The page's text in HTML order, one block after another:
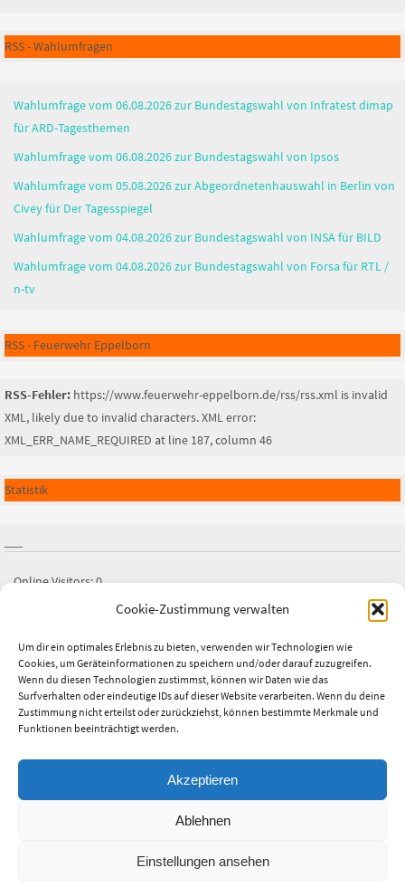
Cookie-Zustimmung verwalten
Um dir ein optimales Erlebnis zu bieten, verwenden wir Technologien wie
Cookies, um Geräteinformationen zu speichern und/oder darauf zuzugreifen.
Wenn du diesen Technologien zustimmst, können wir Daten wie das
Surfverhalten oder eindeutige IDs auf dieser Website verarbeiten. Wenn du deine
Zustimmung nicht erteilst oder zurückziehst, können bestimmte Merkmale und
Funktionen beeinträchtigt werden.
Akzeptieren
Ablehnen
Einstellungen ansehen
RSS - Wahlumfragen
Wahlumfrage vom 06.08.2026 zur Bundestagswahl von Infratest dimap
für ARD-Tagesthemen
Wahlumfrage vom 06.08.2026 zur Bundestagswahl von Ipsos
Wahlumfrage vom 05.08.2026 zur Abgeordnetenhauswahl in Berlin von
Civey für Der Tagesspiegel
Wahlumfrage vom 04.08.2026 zur Bundestagswahl von INSA für BILD
Wahlumfrage vom 04.08.2026 zur Bundestagswahl von Forsa für RTL /
n-tv
RSS - Feuerwehr Eppelborn
RSS-Fehler: https://www.feuerwehr-eppelborn.de/rss/rss.xml is invalid
XML, likely due to invalid characters. XML error:
XML_ERR_NAME_REQUIRED at line 187, column 46
Statistik
Online Visitors:0
Besucher gestern:
Besucher gesamt:2.672
Letztes Beitrags-Datum:25.07.2026
This text can be changed from the Miscellaneous section of the settings
dolor sit amet,consectetur adipiscing